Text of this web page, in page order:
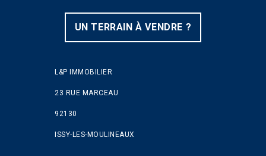
UN TERRAIN À VENDRE ?
L&P IMMOBILIER
23 RUE MARCEAU
92130
ISSY-LES-MOULINEAUX